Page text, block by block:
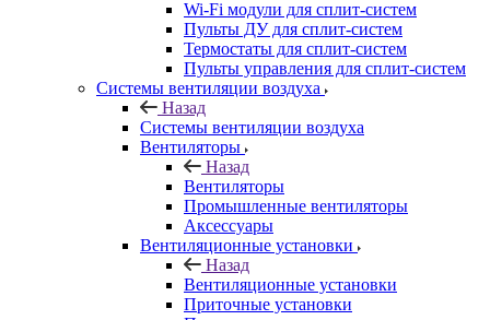
Wi-Fi модули для сплит-систем
Пульты ДУ для сплит-систем
Термостаты для сплит-систем
Пульты управления для сплит-систем
Системы вентиляции воздуха
Назад
Системы вентиляции воздуха
Вентиляторы
Назад
Вентиляторы
Промышленные вентиляторы
Аксессуары
Вентиляционные установки
Назад
Вентиляционные установки
Приточные установки